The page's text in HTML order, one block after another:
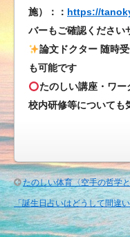
施）：： https://
バーもご確認ください
論文ドクター 随時
も可能です
たのしい講座・ワー
校内研修等についても
たのしい体育〈空手の哲学
「誕生日占いはどうして間違